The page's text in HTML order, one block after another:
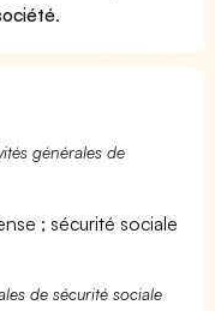
.
générales de
; sécurité sociale
de sécurité sociale